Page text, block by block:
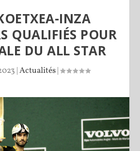
INZA
QUALIFIÉS POUR
DU ALL STAR
|Actualités|